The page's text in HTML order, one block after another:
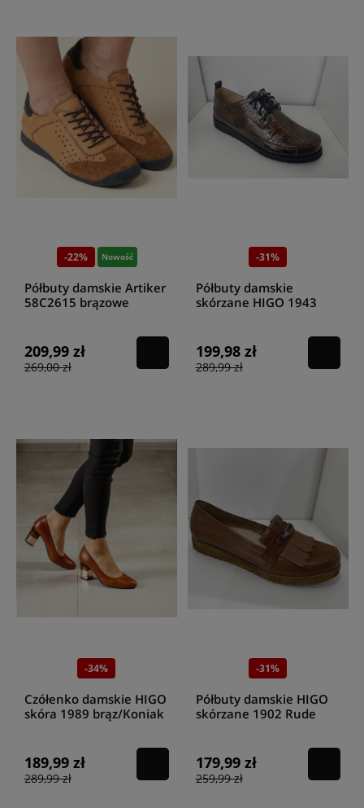
-22% Nowość
Półbuty damskie Artiker
58C2615 brązowe
209,99 zł
269,00 zł
-31%
Półbuty damskie
skórzane HIGO 1943
199,98 zł
289,99 zł
-34%
Czółenko damskie HIGO
skóra 1989 brąz/Koniak
189,99 zł
289,99 zł
-31%
Półbuty damskie HIGO
skórzane 1902 Rude
179,99 zł
259,99 zł